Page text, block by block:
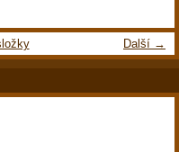
Další →